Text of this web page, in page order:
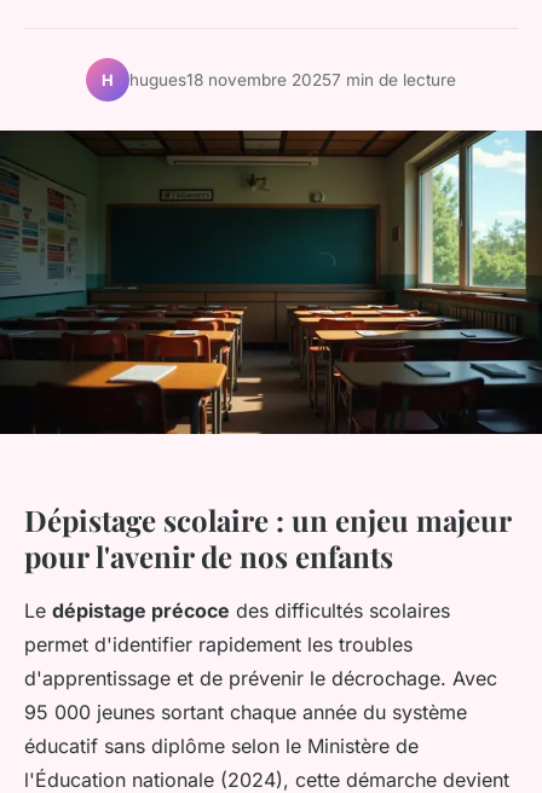
H hugues18 novembre 20257 min de lecture
Dépistage scolaire : un enjeu majeur
pour l'avenir de nos enfants
Le dépistage précoce des difficultés scolaires
permet d'identifier rapidement les troubles
d'apprentissage et de prévenir le décrochage. Avec
95 000 jeunes sortant chaque année du système
éducatif sans diplôme selon le Ministère de
l'Éducation nationale (2024), cette démarche devient